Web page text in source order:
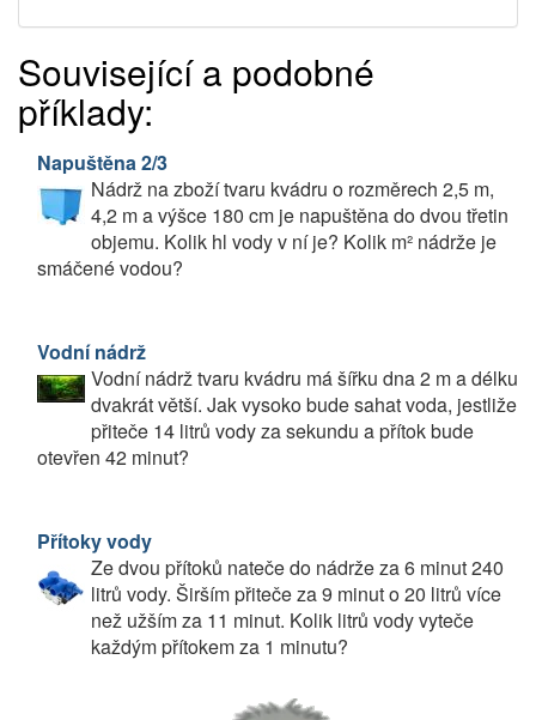
Související a podobné
příklady:
Napuštěna 2/3
Nádrž na zboží tvaru kvádru o rozměrech 2,5 m,
4,2 m a výšce 180 cm je napuštěna do dvou třetin
objemu. Kolik hl vody v ní je? Kolik m² nádrže je
smáčené vodou?
Vodní nádrž
Vodní nádrž tvaru kvádru má šířku dna 2 m a délku
dvakrát větší. Jak vysoko bude sahat voda, jestliže
přiteče 14 litrů vody za sekundu a přítok bude
otevřen 42 minut?
Přítoky vody
Ze dvou přítoků nateče do nádrže za 6 minut 240
litrů vody. Širším přiteče za 9 minut o 20 litrů více
než užším za 11 minut. Kolik litrů vody vyteče
každým přítokem za 1 minutu?